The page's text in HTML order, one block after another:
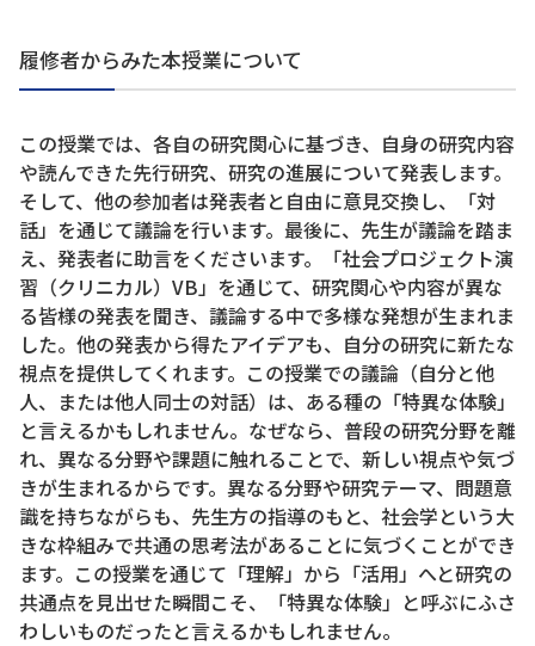
履修者からみた本授業について
この授業では、各自の研究関心に基づき、自身の研究内容
や読んできた先行研究、研究の進展について発表します。
そして、他の参加者は発表者と自由に意見交換し、「対
話」を通じて議論を行います。最後に、先生が議論を踏ま
え、発表者に助言をくださいます。「社会プロジェクト演
習（クリニカル）VB」を通じて、研究関心や内容が異な
る皆様の発表を聞き、議論する中で多様な発想が生まれま
した。他の発表から得たアイデアも、自分の研究に新たな
視点を提供してくれます。この授業での議論（自分と他
人、または他人同士の対話）は、ある種の「特異な体験」
と言えるかもしれません。なぜなら、普段の研究分野を離
れ、異なる分野や課題に触れることで、新しい視点や気づ
きが生まれるからです。異なる分野や研究テーマ、問題意
識を持ちながらも、先生方の指導のもと、社会学という大
きな枠組みで共通の思考法があることに気づくことができ
ます。この授業を通じて「理解」から「活用」へと研究の
共通点を見出せた瞬間こそ、「特異な体験」と呼ぶにふさ
わしいものだったと言えるかもしれません。